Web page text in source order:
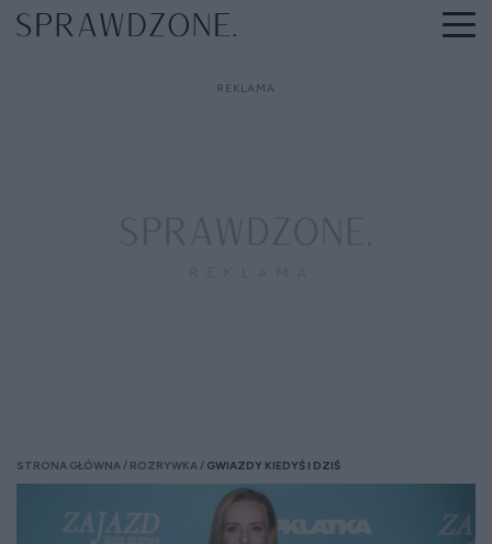
STRONA GŁÓWNA ROZRYWKA GWIAZDY KIEDYŚ I DZIŚ